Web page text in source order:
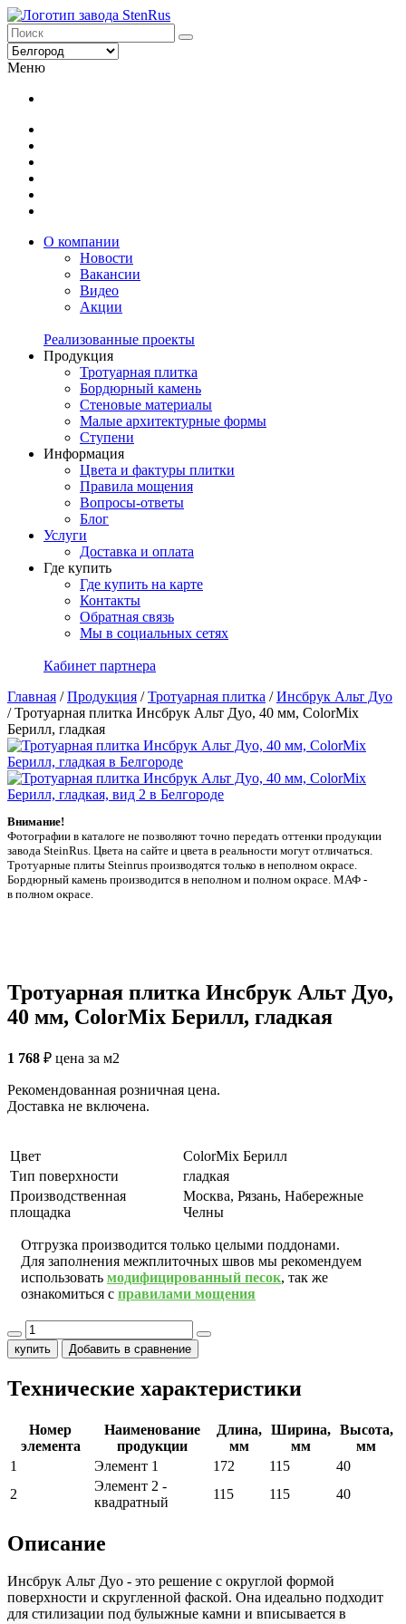
Меню
О компании
Новости
Вакансии
Видео
Акции
Реализованные проекты
Продукция
Тротуарная плитка
Бордюрный камень
Стеновые материалы
Малые архитектурные формы
Ступени
Информация
Цвета и фактуры плитки
Правила мощения
Вопросы-ответы
Блог
Услуги
Доставка и оплата
Где купить
Где купить на карте
Контакты
Обратная связь
Мы в социальных сетях
Кабинет партнера
Главная /Продукция /Тротуарная плитка /Инсбрук Альт Дуо
/Тротуарная плитка Инсбрук Альт Дуо, 40 мм, ColorMix
Берилл, гладкая
Внимание!
Фотографии в каталоге не позволяют точно передать оттенки продукции
заводa SteinRus. Цвета на сайте и цвета в реальности могут отличаться.
Тротуарные плиты Steinrus производятся только в неполном окрасе.
Бордюрный камень производится в неполном и полном окрасе. МАФ -
в полном окрасе.
Тротуарная плитка Инсбрук Альт Дуо,
40 мм, ColorMix Берилл, гладкая
1 768 ₽ цена за м2
Рекомендованная розничная цена.
Доставка не включена.
Цвет
ColorMix Берилл
Тип поверхности
гладкая
Производственная
площадка
Москва, Рязань, Набережные
Челны
Отгрузка производится только целыми поддонами.
Для заполнения межплиточных швов мы рекомендуем
использовать модифицированный песок, так же
ознакомиться с правилами мощения
купить Добавить в сравнение
Технические характеристики
Номер
элемента
Наименование
продукции
Длина,
мм
Ширина,
мм
Высота,
мм
1
Элемент 1 172 115
40
2
Элемент 2 -
квадратный
115 115 40
Описание
Инсбрук Альт Дуо - это решение с округлой формой
поверхности и скругленной фаской. Она идеально подходит
для стилизации под булыжные камни и вписывается в